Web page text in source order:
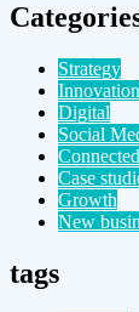
Strategy
Innovation
Digital
Social
Case
Growth
New
tags